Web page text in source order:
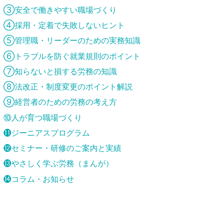
③安全で働きやすい職場づくり
④採用・定着で失敗しないヒント
⑤管理職・リーダーのための実務知識
⑥トラブルを防ぐ就業規則のポイント
⑦知らないと損する労務の知識
⑧法改正・制度変更のポイント解説
⑨経営者のための労務の考え方
⑩人が育つ職場づくり
⓫ジーニアスプログラム
⓬セミナー・研修のご案内と実績
⓭やさしく学ぶ労務（まんが）
⓮コラム・お知らせ